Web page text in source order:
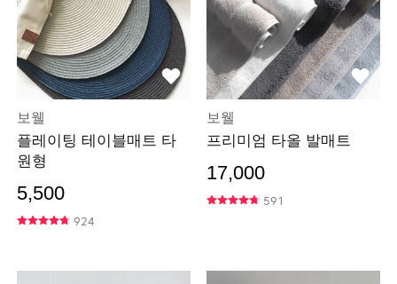
보웰
플레이팅 테이블매트 타
원형
5,500
924
보웰
프리미엄 타올 발매트
17,000
591